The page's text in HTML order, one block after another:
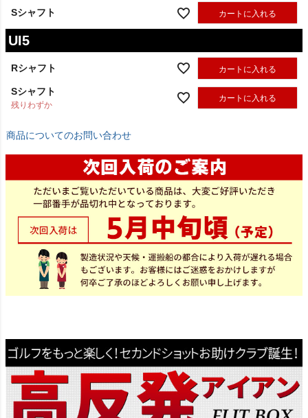
Sシャフト カートに入れる
UI5
Rシャフト カートに入れる
Sシャフト
残りわずか
カートに入れる
商品についてのお問い合わせ